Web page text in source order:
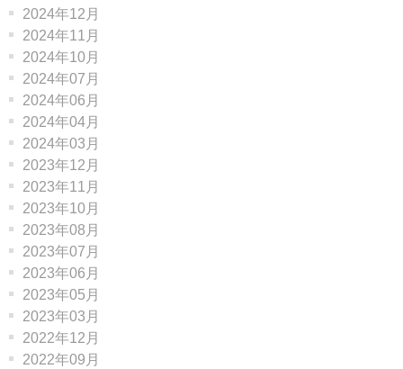
2024年12月
2024年11月
2024年10月
2024年07月
2024年06月
2024年04月
2024年03月
2023年12月
2023年11月
2023年10月
2023年08月
2023年07月
2023年06月
2023年05月
2023年03月
2022年12月
2022年09月